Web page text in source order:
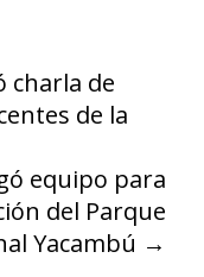
charla de
de la
equipo para
del Parque
Yacambú →